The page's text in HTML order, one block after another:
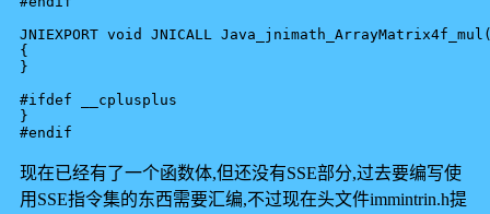
JNIEXPORT void JNICALL
{
}
#ifdef __cplusplus
}
现在已经有了一个函数体,但还没有SSE部分,过去要编写使
用SSE指令集的东西需要汇编,不过现在头文件immintrin.h提